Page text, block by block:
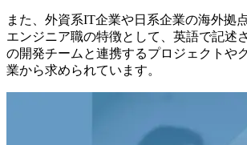
また、外資系IT企業や日系企業の海外拠
エンジニア職の特徴として、英語で記述
の開発チームと連携するプロジェクトや
業から求められています。